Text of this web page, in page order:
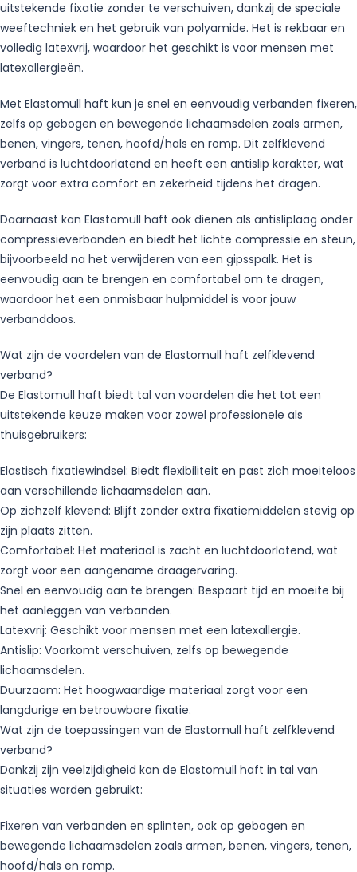
uitstekende fixatie zonder te verschuiven, dankzij de speciale
weeftechniek en het gebruik van polyamide. Het is rekbaar en
volledig latexvrij, waardoor het geschikt is voor mensen met
latexallergieën.
Met Elastomull haft kun je snel en eenvoudig verbanden fixeren,
zelfs op gebogen en bewegende lichaamsdelen zoals armen,
benen, vingers, tenen, hoofd/hals en romp. Dit zelfklevend
verband is luchtdoorlatend en heeft een antislip karakter, wat
zorgt voor extra comfort en zekerheid tijdens het dragen.
Daarnaast kan Elastomull haft ook dienen als antisliplaag onder
compressieverbanden en biedt het lichte compressie en steun,
bijvoorbeeld na het verwijderen van een gipsspalk. Het is
eenvoudig aan te brengen en comfortabel om te dragen,
waardoor het een onmisbaar hulpmiddel is voor jouw
verbanddoos.
Wat zijn de voordelen van de Elastomull haft zelfklevend
verband?
De Elastomull haft biedt tal van voordelen die het tot een
uitstekende keuze maken voor zowel professionele als
thuisgebruikers:
Elastisch fixatiewindsel: Biedt flexibiliteit en past zich moeiteloos
aan verschillende lichaamsdelen aan.
Op zichzelf klevend: Blijft zonder extra fixatiemiddelen stevig op
zijn plaats zitten.
Comfortabel: Het materiaal is zacht en luchtdoorlatend, wat
zorgt voor een aangename draagervaring.
Snel en eenvoudig aan te brengen: Bespaart tijd en moeite bij
het aanleggen van verbanden.
Latexvrij: Geschikt voor mensen met een latexallergie.
Antislip: Voorkomt verschuiven, zelfs op bewegende
lichaamsdelen.
Duurzaam: Het hoogwaardige materiaal zorgt voor een
langdurige en betrouwbare fixatie.
Wat zijn de toepassingen van de Elastomull haft zelfklevend
verband?
Dankzij zijn veelzijdigheid kan de Elastomull haft in tal van
situaties worden gebruikt:
Fixeren van verbanden en splinten, ook op gebogen en
bewegende lichaamsdelen zoals armen, benen, vingers, tenen,
hoofd/hals en romp.